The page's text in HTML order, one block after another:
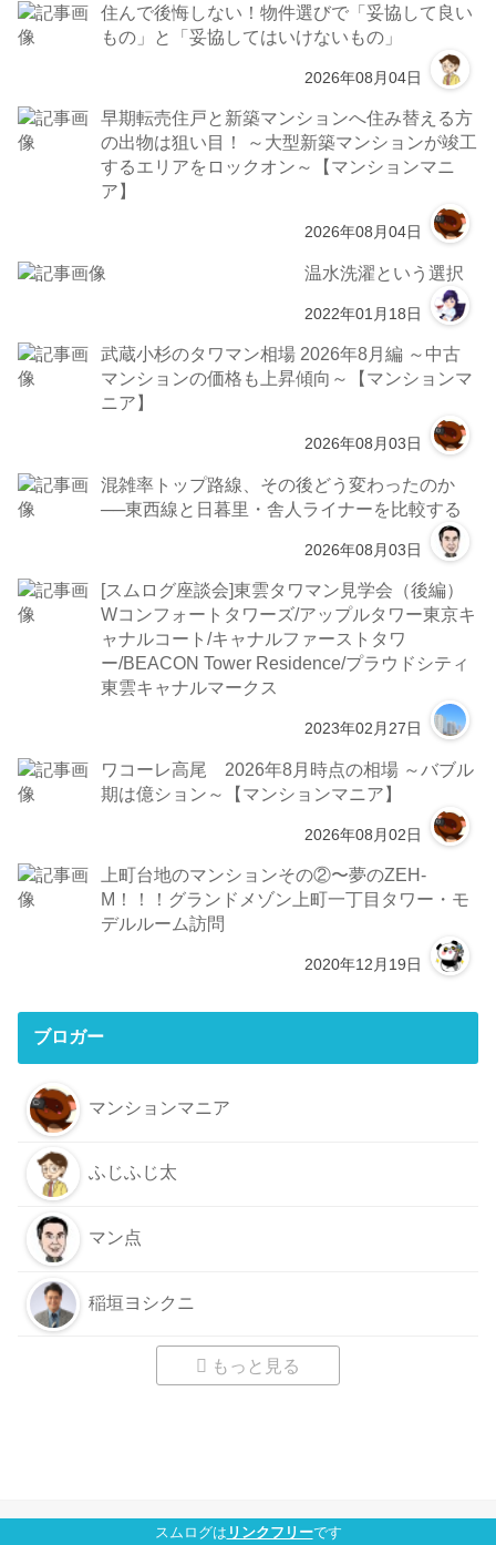
住んで後悔しない！物件選びで「妥協して良い
もの」と「妥協してはいけないもの」
2026年08月04日
早期転売住戸と新築マンションへ住み替える方
の出物は狙い目！ ～大型新築マンションが竣工
するエリアをロックオン～【マンションマニ
ア】
2026年08月04日
温水洗濯という選択
2022年01月18日
武蔵小杉のタワマン相場 2026年8月編 ～中古
マンションの価格も上昇傾向～【マンションマ
ニア】
2026年08月03日
混雑率トップ路線、その後どう変わったのか
──東西線と日暮里・舎人ライナーを比較する
2026年08月03日
[スムログ座談会]東雲タワマン見学会（後編）
Wコンフォートタワーズ/アップルタワー東京キ
ャナルコート/キャナルファーストタワ
ー/BEACON Tower Residence/プラウドシティ
東雲キャナルマークス
2023年02月27日
ワコーレ高尾 2026年8月時点の相場 ～バブル
期は億ション～【マンションマニア】
2026年08月02日
上町台地のマンションその②〜夢のZEH-
M！！！グランドメゾン上町一丁目タワー・モ
デルルーム訪問
2020年12月19日
ブロガー
マンションマニア
ふじふじ太
マン点
稲垣ヨシクニ
もっと見る
スムログは リンクフリーです